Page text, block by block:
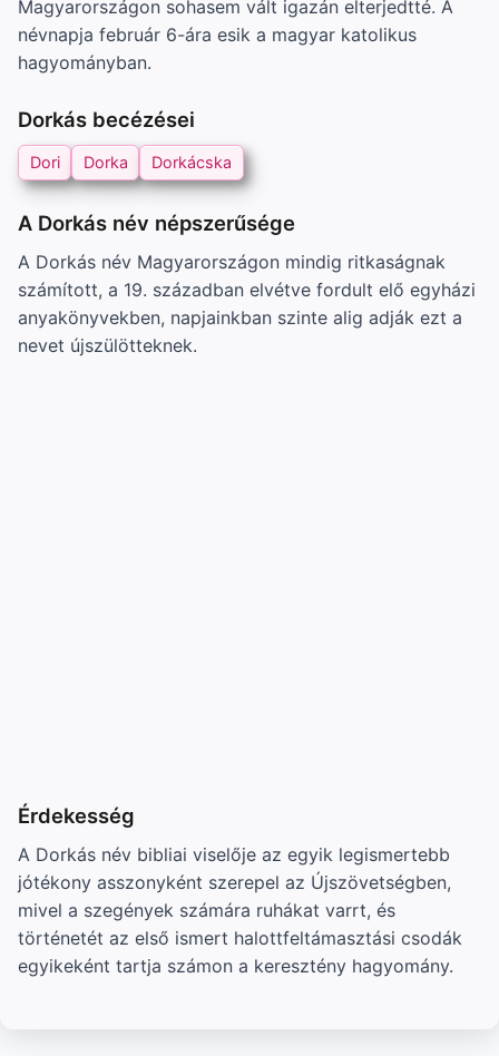
Magyarországon sohasem vált igazán elterjedtté. A
névnapja február 6-ára esik a magyar katolikus
hagyományban.
Dorkás becézései
Dori Dorka Dorkácska
A Dorkás név népszerűsége
A Dorkás név Magyarországon mindig ritkaságnak
számított, a 19. században elvétve fordult elő egyházi
anyakönyvekben, napjainkban szinte alig adják ezt a
nevet újszülötteknek.
Érdekesség
A Dorkás név bibliai viselője az egyik legismertebb
jótékony asszonyként szerepel az Újszövetségben,
mivel a szegények számára ruhákat varrt, és
történetét az első ismert halottfeltámasztási csodák
egyikeként tartja számon a keresztény hagyomány.